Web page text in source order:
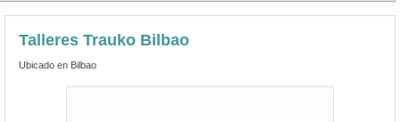
Talleres Trauko Bilbao
Ubicado en Bilbao